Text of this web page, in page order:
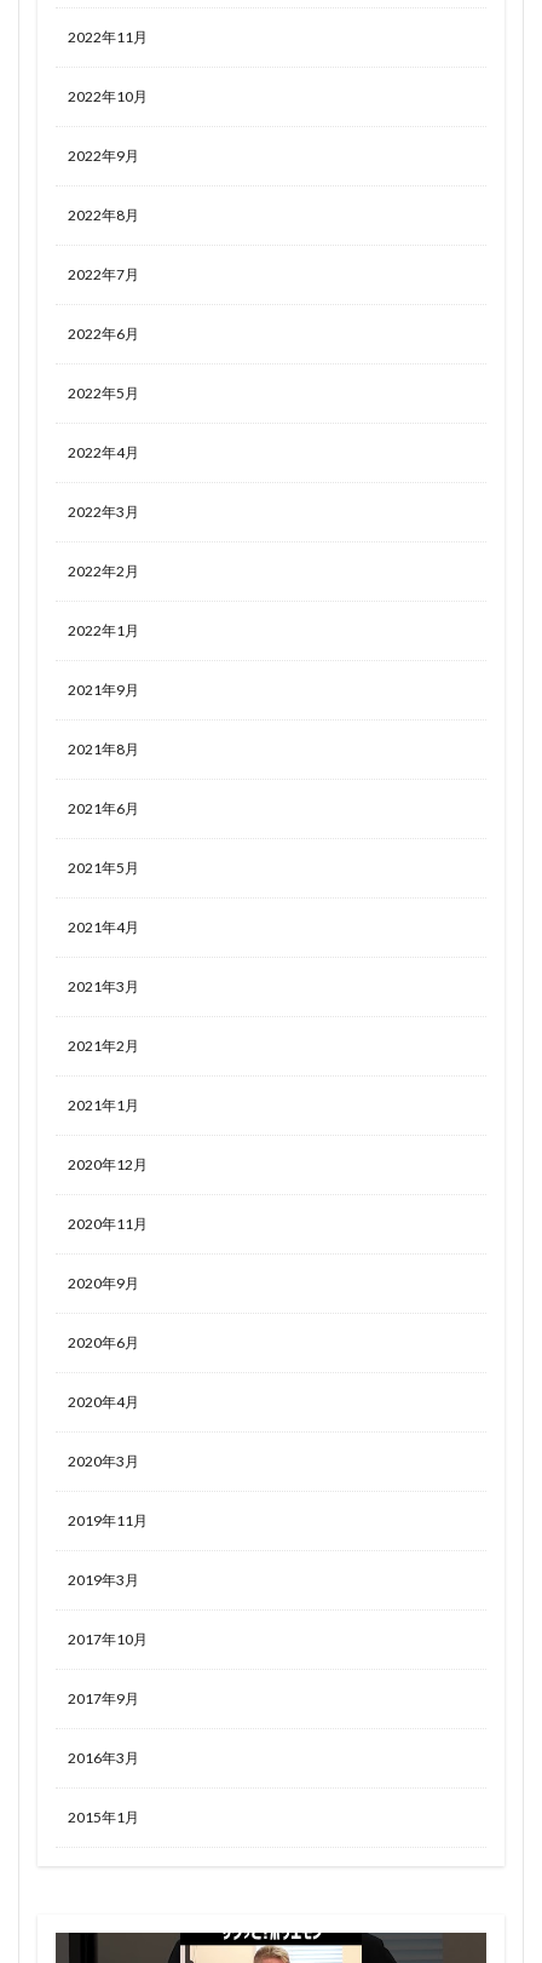
2022年11月
2022年10月
2022年9月
2022年8月
2022年7月
2022年6月
2022年5月
2022年4月
2022年3月
2022年2月
2022年1月
2021年9月
2021年8月
2021年6月
2021年5月
2021年4月
2021年3月
2021年2月
2021年1月
2020年12月
2020年11月
2020年9月
2020年6月
2020年4月
2020年3月
2019年11月
2019年3月
2017年10月
2017年9月
2016年3月
2015年1月